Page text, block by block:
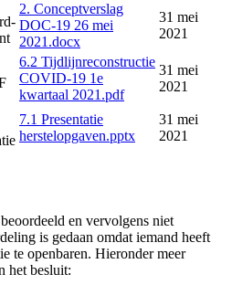
2. Conceptverslag
DOC-19 26 mei
2021.docx
31 mei
2021
6.2 Tijdlijnreconstructie
COVID-19 1e
kwartaal 2021.pdf
31 mei
2021
7.1 Presentatie
herstelopgaven.pptx
31 mei
2021
en vervolgens niet
is gedaan omdat iemand heeft
te openbaren. Hieronder meer
het besluit: